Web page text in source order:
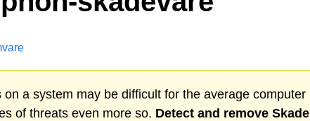
on a system may be difficult for the average
of threats even more so. Detect and remove